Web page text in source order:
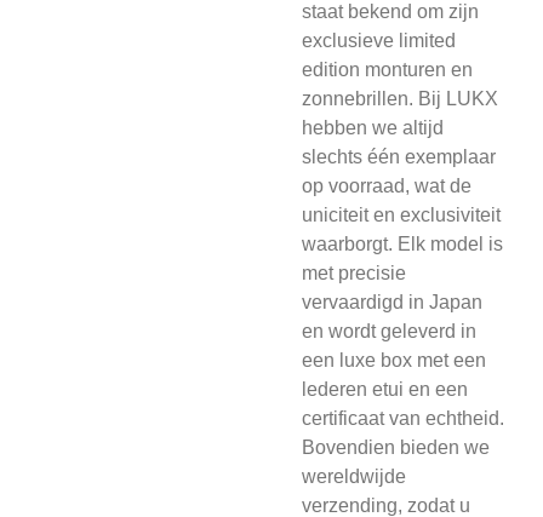
staat bekend om zijn
exclusieve limited
edition monturen en
zonnebrillen. Bij LUKX
hebben we altijd
slechts één exemplaar
op voorraad, wat de
uniciteit en exclusiviteit
waarborgt. Elk model is
met precisie
vervaardigd in Japan
en wordt geleverd in
een luxe box met een
lederen etui en een
certificaat van echtheid.
Bovendien bieden we
wereldwijde
verzending, zodat u